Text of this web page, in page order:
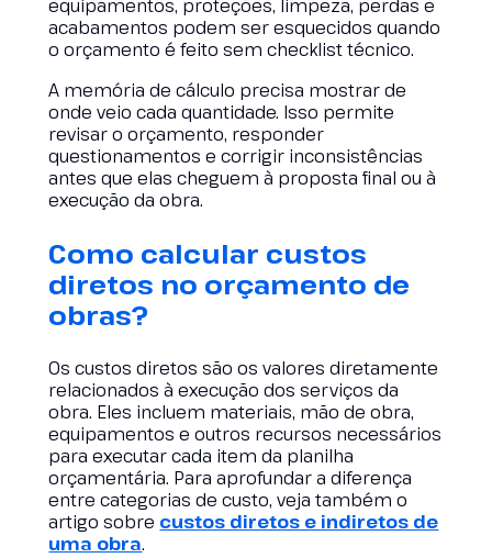
equipamentos, proteções, limpeza, perdas e
acabamentos podem ser esquecidos quando
o orçamento é feito sem checklist técnico.
A memória de cálculo precisa mostrar de
onde veio cada quantidade. Isso permite
revisar o orçamento, responder
questionamentos e corrigir inconsistências
antes que elas cheguem à proposta final ou à
execução da obra.
Como calcular custos
diretos no orçamento de
obras?
Os custos diretos são os valores diretamente
relacionados à execução dos serviços da
obra. Eles incluem materiais, mão de obra,
equipamentos e outros recursos necessários
para executar cada item da planilha
orçamentária. Para aprofundar a diferença
entre categorias de custo, veja também o
artigo sobre custos diretos e indiretos de
uma obra.